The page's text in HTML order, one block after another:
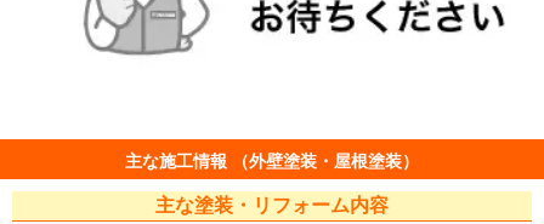
主な施工情報 （外壁塗装・屋根塗装）
主な塗装・リフォーム内容